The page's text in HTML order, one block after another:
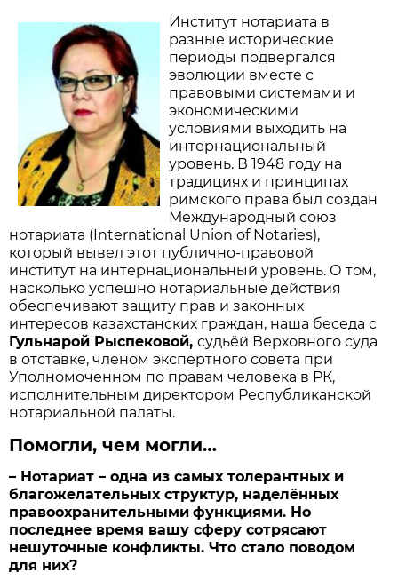
Институт нотариата в
разные исторические
периоды подвергался
эволюции вместе с
правовыми системами и
экономическими
условиями выходить на
интернациональный
уровень. В 1948 году на
традициях и принципах
римского права был создан
Международный союз
нотариата (International Union of Notaries),
который вывел этот публично-правовой
институт на интернациональный уровень. О том,
насколько успешно нотариальные действия
обеспечиваю­т защиту прав и законных
интересов казахстанских граждан, наша беседа с
Гульнарой Рыспековой,судьёй Верховного суда
в отставке, членом экспертного совета при
Уполномоченном по правам человека в РК,
исполнительным директором Республиканской
нотариальной палаты.
Помогли, чем могли…
– Нотариат –одна из самыхтолерантных и
благожелательных структур, наделённых
правоохранительными функциями. Но
последнее время вашу сферу сотрясают
нешуточные конфликты. Что стало поводом
для них?